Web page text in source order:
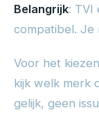
Belangrijk: TVI
compatibel. Je
Voor het
kijk welk merk
gelijk, geen